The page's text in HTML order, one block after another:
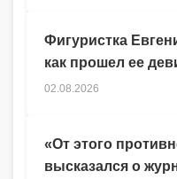
Фигуристка
как прошел ее
02.08.2026
«От этого
высказался о